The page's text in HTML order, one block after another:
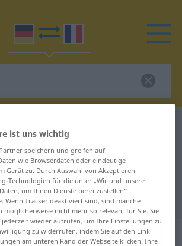
Übersetzung
Übersetzung
: transitives Verb
ist uns wichtig
speichern und greifen auf
wie Browserdaten oder eindeutige
Gerät zu. Durch Auswahl von Akzeptieren
Technologien für die unter „Wir und unsere
um Ihnen Dienste bereitzustellen“
Wenn Tracker deaktiviert sind, sind manche
möglicherweise nicht mehr so relevant für Sie. Sie
jederzeit wieder aufrufen, um Ihre Einstellungen zu
zu widerrufen, indem Sie auf den Link
am unteren Rand der Webseite klicken. Ihre